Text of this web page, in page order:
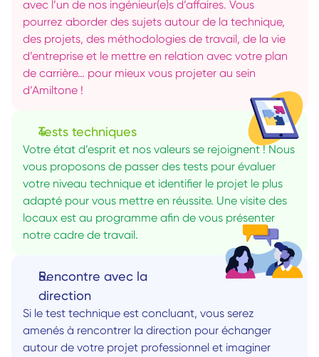
avec l’un de nos ingénieur(e)s d’affaires. Vous
pourrez aborder des sujets autour de la technique,
des projets, des méthodologies de travail, de la vie
d’entreprise et le mettre en relation avec votre plan
de carrière… pour mieux vous projeter au sein
d’Amiltone !
Tests techniques
Votre état d’esprit et nos valeurs se rejoignent ! Nous
vous proposons de passer des tests pour évaluer
votre niveau technique et identifier le projet le plus
adapté pour vous mettre en réussite. Une visite des
locaux est au programme afin de vous présenter
notre cadre de travail.
Rencontre avec la
direction
Si le test technique est concluant, vous serez
amenés à rencontrer la direction pour échanger
autour de votre projet professionnel et imaginer